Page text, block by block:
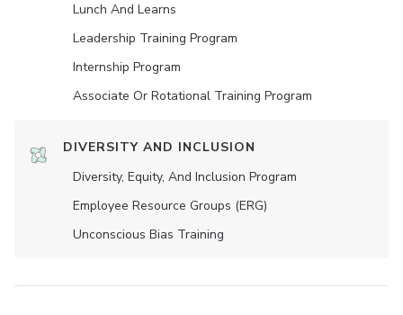
Lunch And Learns
Leadership Training Program
Internship Program
Associate Or Rotational Training Program
DIVERSITY AND INCLUSION
Diversity, Equity, And Inclusion Program
Employee Resource Groups (ERG)
Unconscious Bias Training